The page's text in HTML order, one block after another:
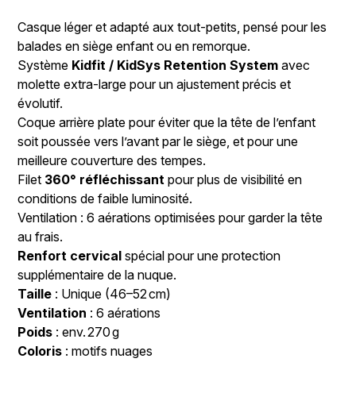
Casque léger et adapté aux tout-petits, pensé pour les
balades en siège enfant ou en remorque.
Système Kidfit / KidSys Retention System avec
molette extra-large pour un ajustement précis et
évolutif.
Coque arrière plate pour éviter que la tête de l’enfant
soit poussée vers l’avant par le siège, et pour une
meilleure couverture des tempes.
Filet 360° réfléchissant pour plus de visibilité en
conditions de faible luminosité.
Ventilation : 6 aérations optimisées pour garder la tête
au frais.
Renfort cervical spécial pour une protection
supplémentaire de la nuque.
Taille : Unique (46–52 cm)
Ventilation : 6 aérations
Poids : env. 270 g
Coloris : motifs nuages